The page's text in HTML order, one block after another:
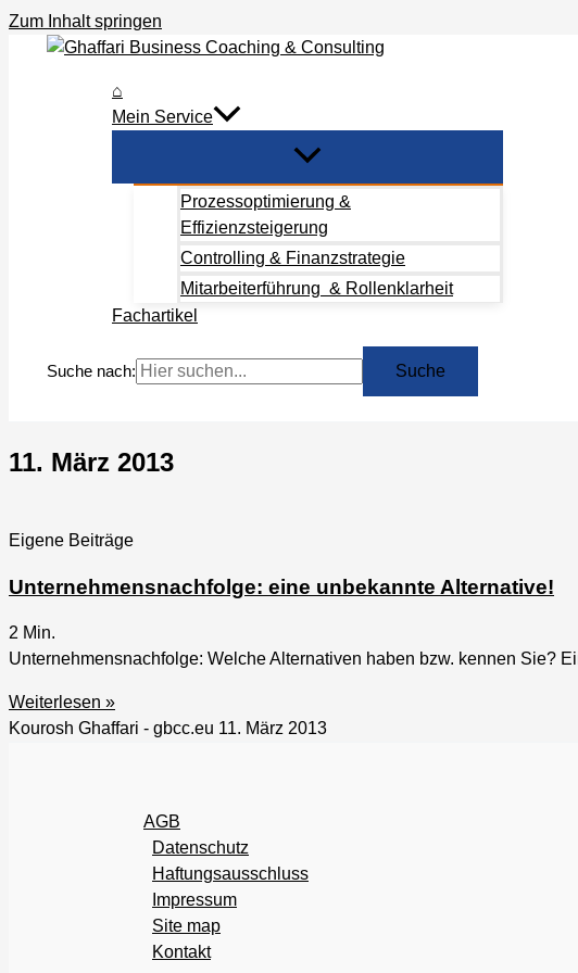
Zum Inhalt springen
⌂
Mein Service
Prozessoptimierung &
Effizienzsteigerung
Controlling & Finanzstrategie
Mitarbeiterführung & Rollenklarheit
Fachartikel
Suche nach:
11. März 2013
Eigene Beiträge
Unternehmensnachfolge: eine unbekannte Alternative!
2 Min.
Unternehmensnachfolge: Welche Alternativen haben bzw. kennen Sie?
Weiterlesen »
Kourosh Ghaffari - gbcc.eu 11. März 2013
AGB
Datenschutz
Haftungsausschluss
Impressum
Site map
Kontakt